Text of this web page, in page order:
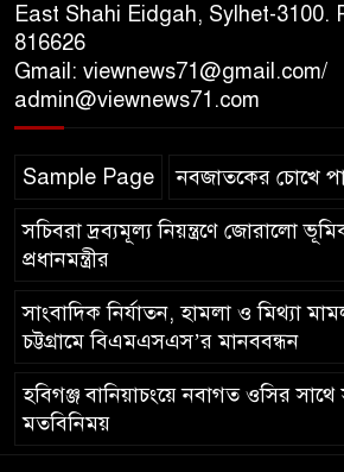
শতাংশই সিলেটি
হাসপাতালে
East Shahi Eidgah, Sylhet-3100.
816626
Gmail: viewnews71@gmail.com/
admin@viewnews71.com
Sample Page নবজাতকের চোখে
সচিবরা দ্রব্যমূল্য নিয়ন্ত্রণে জোরালো
প্রধানমন্ত্রীর
সাংবাদিক নির্যাতন, হামলা ও মিথ্যা
চট্টগ্রামে বিএমএসএস’র মানববন্ধন
হবিগঞ্জ বানিয়াচংয়ে নবাগত ওসির
মতবিনিময়